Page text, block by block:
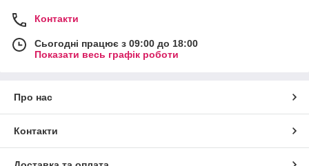
Контакти
Сьогодні працює з 09:00 до 18:00
Показати весь графік роботи
Про нас
Контакти